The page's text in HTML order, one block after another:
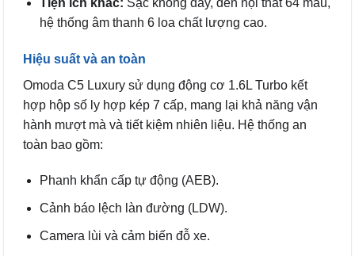
hệ thống âm thanh 6 loa chất lượng cao.
Hiệu suất và an toàn
Omoda C5 Luxury sử dụng động cơ 1.6L Turbo kết
hợp hộp số ly hợp kép 7 cấp, mang lại khả năng vận
hành mượt mà và tiết kiệm nhiên liệu. Hệ thống an
toàn bao gồm:
Phanh khẩn cấp tự động (AEB).
Cảnh báo lệch làn đường (LDW).
Camera lùi và cảm biến đỗ xe.